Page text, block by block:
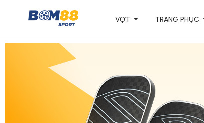
VỢT TRANG PHỤC